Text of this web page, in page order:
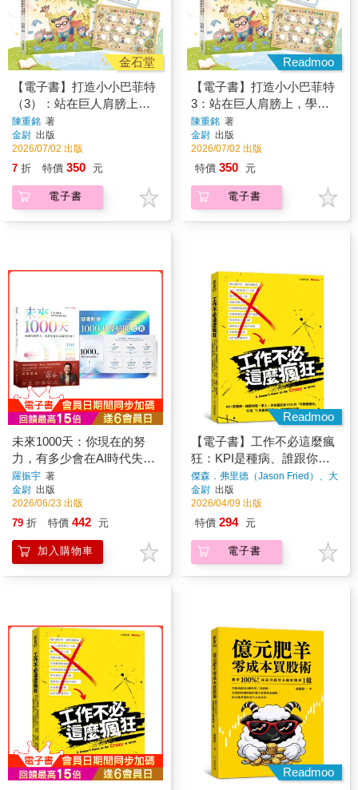
金石堂
【電子書】打造小小巴菲特
（3）：站在巨人肩膀上，
學習賺錢鈔能力
陳重銘 著
金尉 出版
2026/07/02 出版
7 折 特價 350 元
電子書
Readmoo
【電子書】打造小小巴菲特
3：站在巨人肩膀上，學習
賺錢鈔能力
陳重銘 著
金尉 出版
2026/07/02 出版
特價 350 元
電子書
未來1000天：你現在的努
力，有多少會在AI時代失
效？37 位實踐者寫給你的
應對指南《隨書珍藏》
〈1000天導航圖〉拉頁
羅振宇 著
金尉 出版
2026/06/23 出版
79 折 特價 442 元
加入購物車
Readmoo
【電子書】工作不必這麼瘋
狂：KPI是種病、誰跟你是
一家人，矽谷最反骨CEO的
「平靜管理法」打造「5點
後自動登出」的超獲利公司
傑森．弗里德（Jason Fried）、大
衛．漢森（David Heinemeier
Hansson）著
金尉 出版
2026/04/09 出版
特價 294 元
電子書
Readmoo